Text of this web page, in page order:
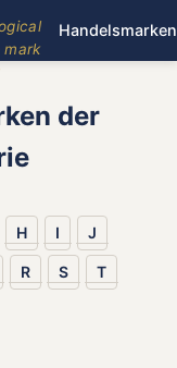
mark
Handelsmarken
der
H I J
R S T